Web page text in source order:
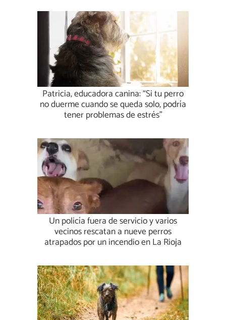
Patricia, educadora canina: “Si tu perro
no duerme cuando se queda solo, podría
tener problemas de estrés”
Un policía fuera de servicio y varios
vecinos rescatan a nueve perros
atrapados por un incendio en La Rioja